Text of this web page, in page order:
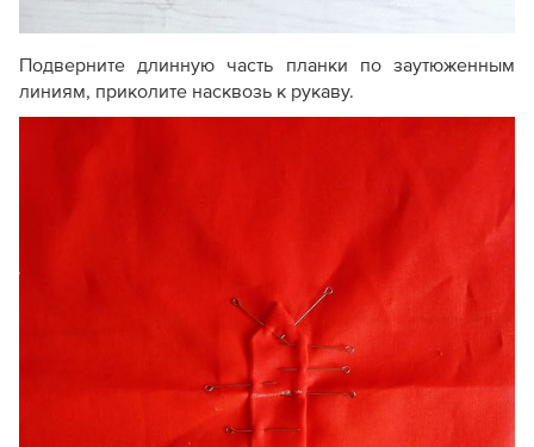
Подверните длинную часть планки по заутюженным
линиям, приколите насквозь к рукаву.